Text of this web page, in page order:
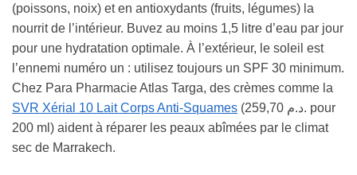
(poissons, noix) et en antioxydants (fruits, légumes) la
nourrit de l’intérieur. Buvez au moins 1,5 litre d’eau par jour
pour une hydratation optimale. À l’extérieur, le soleil est
l’ennemi numéro un : utilisez toujours un SPF 30 minimum.
Chez Para Pharmacie Atlas Targa, des crèmes comme la
SVR Xérial 10 Lait Corps Anti-Squames (259,70 د.م. pour
200 ml) aident à réparer les peaux abîmées par le climat
sec de Marrakech.